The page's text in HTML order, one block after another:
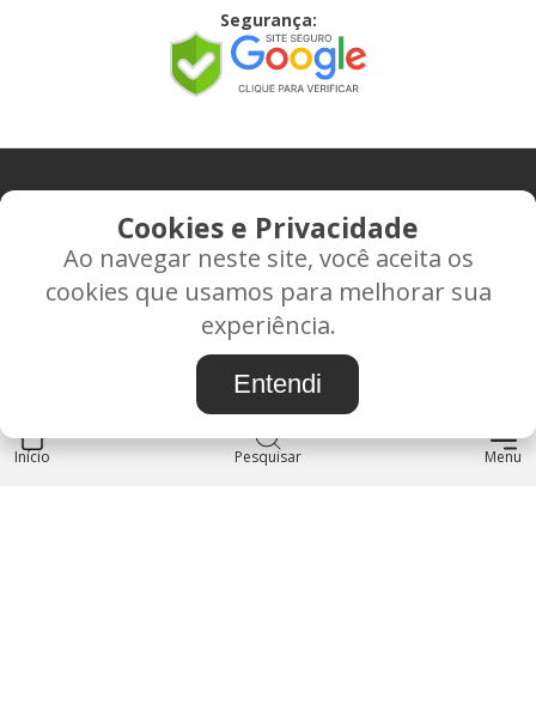
Início Pesquisar Menu
Segurança:
CONTATO
Rua Alice Frateano Figueiredo, 11-44 - Vila Triagem -
BAURU/SP - CEP: 17.030-038
CNPJ: 37.022.538/0001-07
INSTITUCIONAL
Cookies e Privacidade
Ao navegar neste site, você aceita os
cookies que usamos para melhorar sua
experiência.
Entendi